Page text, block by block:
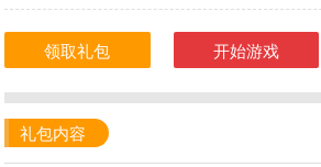
领取礼包 开始游戏
礼包内容